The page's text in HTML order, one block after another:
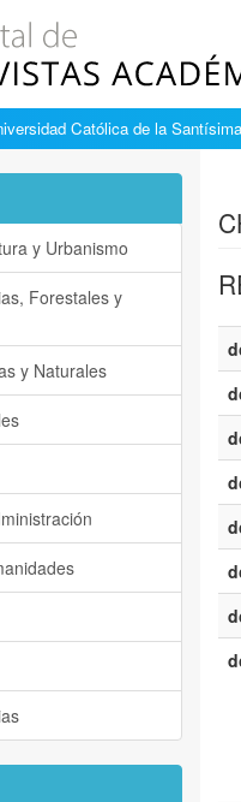
Católica de la
y Urbanismo
Forestales y
y Naturales